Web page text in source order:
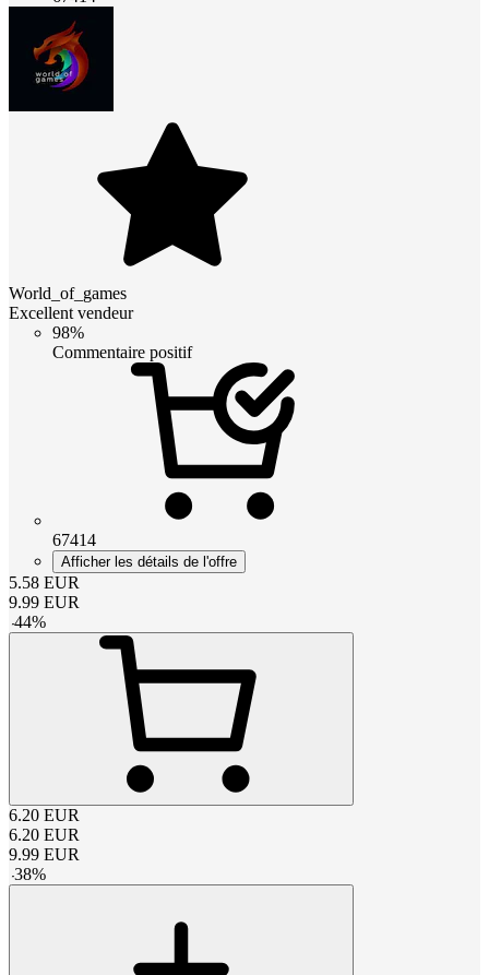
World_of_games
Excellent vendeur
98%
Commentaire positif
67414
Afficher les détails de l'offre
5.58 EUR
9.99 EUR
-44%
6.20 EUR
6.20 EUR
9.99 EUR
-38%